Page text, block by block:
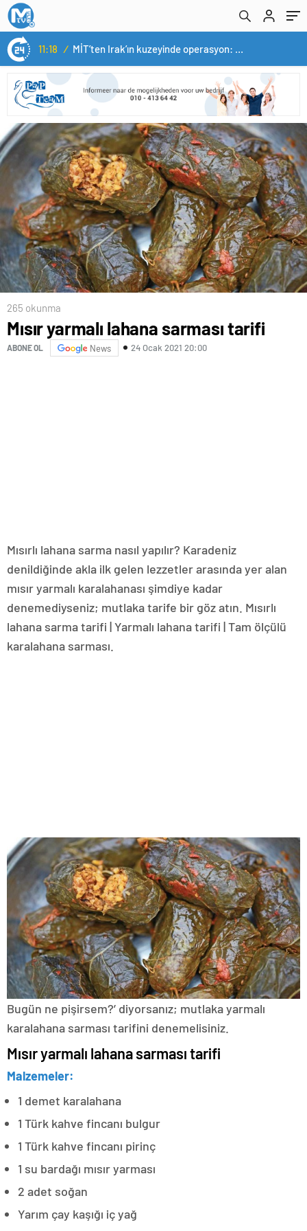
11:18 / MİT’ten Irak’ın kuzeyinde operasyon: Ramazan Güneş Türkiye’ye getirildi
265 okunma
Mısır yarmalı lahana sarması tarifi
ABONE OL News 24 Ocak 2021 20:00
Mısırlı lahana sarma nasıl yapılır? Karadeniz
denildiğinde akla ilk gelen lezzetler arasında yer alan
mısır yarmalı karalahanası şimdiye kadar
denemediyseniz; mutlaka tarife bir göz atın. Mısırlı
lahana sarma tarifi | Yarmalı lahana tarifi | Tam ölçülü
karalahana sarması.
Bugün ne pişirsem?’ diyorsanız; mutlaka yarmalı
karalahana sarması tarifini denemelisiniz.
Mısır yarmalı lahana sarması tarifi
Malzemeler:
1 demet karalahana
1 Türk kahve fincanı bulgur
1 Türk kahve fincanı pirinç
1 su bardağı mısır yarması
2 adet soğan
Yarım çay kaşığı iç yağ